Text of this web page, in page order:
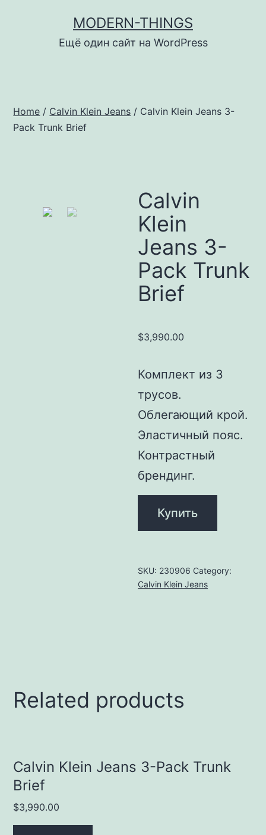
содержимому
MODERN-THINGS
Ещё один сайт на WordPress
Home / Calvin Klein Jeans / Calvin Klein Jeans 3-
Pack Trunk Brief
Calvin
Klein
Jeans 3-
Pack Trunk
Brief
$3,990.00
Комплект из 3
трусов.
Облегающий крой.
Эластичный пояс.
Контрастный
брендинг.
Купить
SKU: 230906 Category:
Calvin Klein Jeans
Related products
Calvin Klein Jeans 3-Pack Trunk
Brief
$3,990.00